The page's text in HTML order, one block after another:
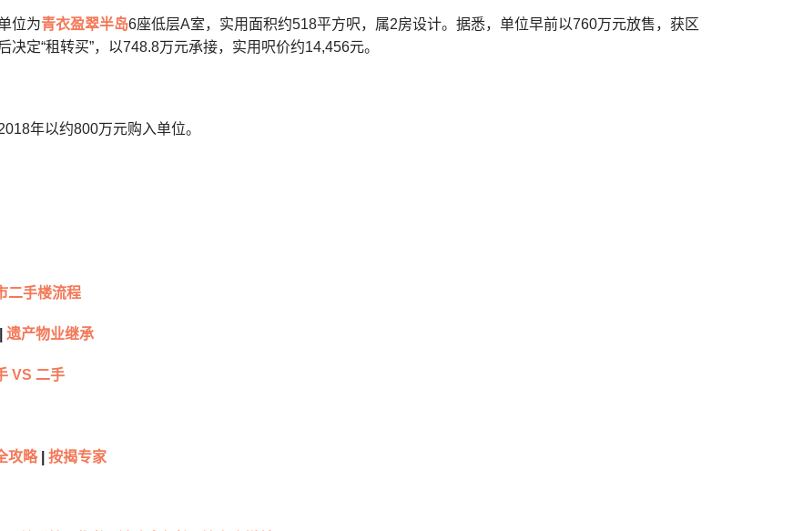
位为青衣盈翠半岛6座低层A室，实用面积约518平方呎，属2房设计。据悉，单位早前以760万元放售，获区
决定“租转买”，以748.8万元承接，实用呎价约14,456元。
年以约800万元购入单位。
二手楼流程
遗产物业继承
VS 二手
攻略| 按揭专家